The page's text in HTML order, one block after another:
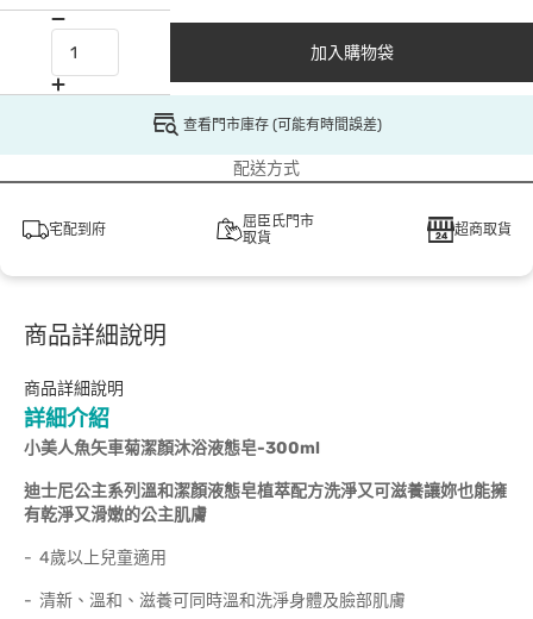
加入購物袋
查看門市庫存 (可能有時間誤差)
配送方式
宅配到府
屈臣氏門市
取貨
超商取貨
商品詳細說明
商品詳細說明
詳細介紹
小美人魚矢車菊潔顏沐浴液態皂-300ml
迪士尼公主系列溫和潔顏液態皂植萃配方洗淨又可滋養讓妳也能擁
有乾淨又滑嫩的公主肌膚
- 4歲以上兒童適用
- 清新、溫和、滋養可同時溫和洗淨身體及臉部肌膚